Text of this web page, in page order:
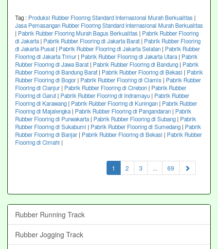
Tag : Produksi Rubber Flooring Standard Internasional Murah Berkualitas |
Jasa Pemasangan Rubber Flooring Standard Internasional Murah Berkualitas
| Pabrik Rubber Flooring Murah Bagus Berkualitas | Pabrik Rubber Flooring
di Jakarta| Pabrik Rubber Flooring di Jakarta Barat | Pabrik Rubber Flooring
di Jakarta Pusat | Pabrik Rubber Flooring di Jakarta Selatan | Pabrik Rubber
Flooring di Jakarta Timur | Pabrik Rubber Flooring di Jakarta Utara| Pabrik
Rubber Flooring di Jawa Barat | Pabrik Rubber Flooring di Bandung | Pabrik
Rubber Flooring di Bandung Barat | Pabrik Rubber Flooring di Bekasi | Pabrik
Rubber Flooring di Bogor | Pabrik Rubber Flooring di Ciamis | Pabrik Rubber
Flooring di Cianjur | Pabrik Rubber Flooring di Cirebon | Pabrik Rubber
Flooring di Garut | Pabrik Rubber Flooring di Indramayu | Pabrik Rubber
Flooring di Karawang | Pabrik Rubber Flooring di Kuningan | Pabrik Rubber
Flooring di Majalengka| Pabrik Rubber Flooring di Pangandaran | Pabrik
Rubber Flooring di Purwakarta| Pabrik Rubber Flooring di Subang | Pabrik
Rubber Flooring di Sukabumi | Pabrik Rubber Flooring di Sumedang | Pabrik
Rubber Flooring di Banjar | Pabrik Rubber Flooring di Bekasi | Pabrik Rubber
Flooring di Cimahi |
1 (current)
2 3 ... 69
Rubber Running Track
Rubber Jogging Track